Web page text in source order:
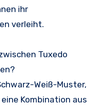
ihr
verleiht.
Tuxedo
Weiß-Muster,
Kombination aus